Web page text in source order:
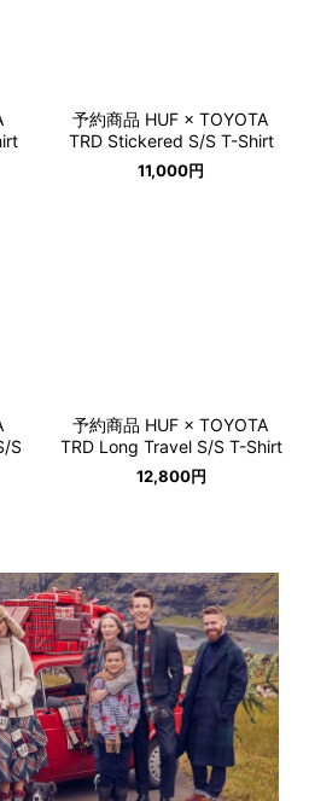
予約商品 HUF × TOYOTA
TRD Stickered S/S T-Shirt
11,000円
S
予約商品 HUF × TOYOTA
TRD Long Travel S/S T-Shirt
12,800円